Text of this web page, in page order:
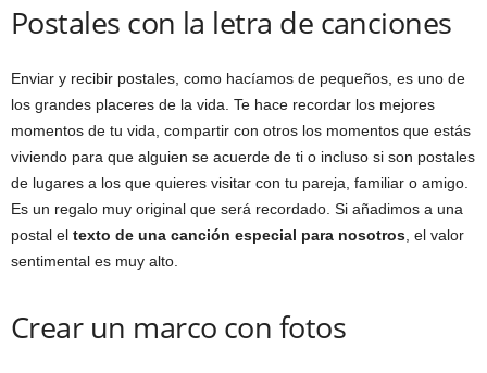
Postales con la letra de canciones
Enviar y recibir postales, como hacíamos de pequeños, es uno de
los grandes placeres de la vida. Te hace recordar los mejores
momentos de tu vida, compartir con otros los momentos que estás
viviendo para que alguien se acuerde de ti o incluso si son postales
de lugares a los que quieres visitar con tu pareja, familiar o amigo.
Es un regalo muy original que será recordado. Si añadimos a una
postal el texto de una canción especial para nosotros, el valor
sentimental es muy alto.
Crear un marco con fotos